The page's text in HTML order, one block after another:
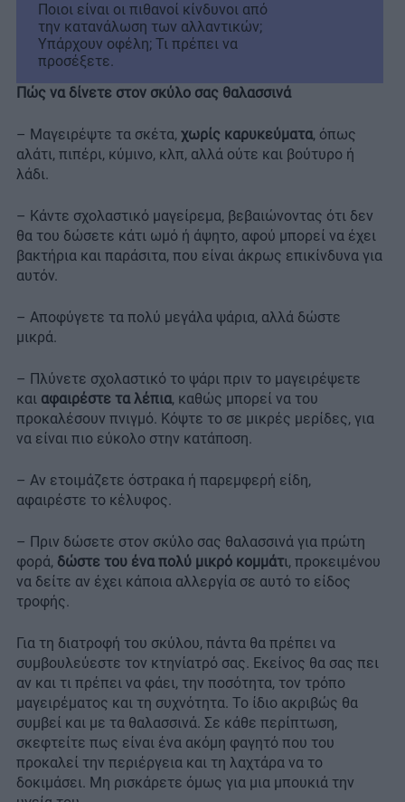
Ποιοι είναι οι πιθανοί κίνδυνοι από
την κατανάλωση των αλλαντικών;
Υπάρχουν οφέλη; Τι πρέπει να
προσέξετε.
Πώς να δίνετε στον σκύλο σας θαλασσινά
– Μαγειρέψτε τα σκέτα, χωρίς καρυκεύματα, όπως
αλάτι, πιπέρι, κύμινο, κλπ, αλλά ούτε και βούτυρο ή
λάδι.
– Κάντε σχολαστικό μαγείρεμα, βεβαιώνοντας ότι δεν
θα του δώσετε κάτι ωμό ή άψητο, αφού μπορεί να έχει
βακτήρια και παράσιτα, που είναι άκρως επικίνδυνα για
αυτόν.
– Αποφύγετε τα πολύ μεγάλα ψάρια, αλλά δώστε
μικρά.
– Πλύνετε σχολαστικό το ψάρι πριν το μαγειρέψετε
και αφαιρέστε τα λέπια, καθώς μπορεί να του
προκαλέσουν πνιγμό. Κόψτε το σε μικρές μερίδες, για
να είναι πιο εύκολο στην κατάποση.
– Αν ετοιμάζετε όστρακα ή παρεμφερή είδη,
αφαιρέστε το κέλυφος.
– Πριν δώσετε στον σκύλο σας θαλασσινά για πρώτη
φορά, δώστε του ένα πολύ μικρό κομμάτι, προκειμένου
να δείτε αν έχει κάποια αλλεργία σε αυτό το είδος
τροφής.
Για τη διατροφή του σκύλου, πάντα θα πρέπει να
συμβουλεύεστε τον κτηνίατρό σας. Εκείνος θα σας πει
αν και τι πρέπει να φάει, την ποσότητα, τον τρόπο
μαγειρέματος και τη συχνότητα. Το ίδιο ακριβώς θα
συμβεί και με τα θαλασσινά. Σε κάθε περίπτωση,
σκεφτείτε πως είναι ένα ακόμη φαγητό που του
προκαλεί την περιέργεια και τη λαχτάρα να το
δοκιμάσει. Μη ρισκάρετε όμως για μια μπουκιά την